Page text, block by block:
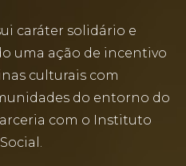
caráter solidário e
uma ação de incentivo
culturais com
do entorno do
com o Instituto